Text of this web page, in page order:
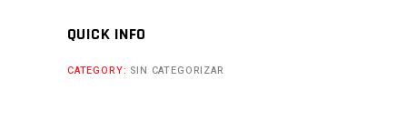
QUICK INFO
CATEGORY: SIN CATEGORIZAR